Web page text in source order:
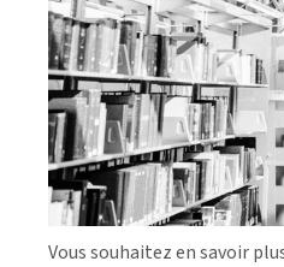
Vous souhaitez en savoir